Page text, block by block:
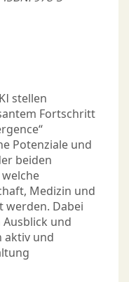
stellen
Fortschritt
Potenziale und
beiden
Medizin und
werden. Dabei
und
aktiv und